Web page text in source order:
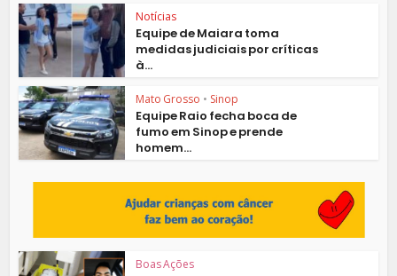
Notícias
Equipe de Maiara toma
medidas judiciais por críticas
à...
Mato Grosso • Sinop
Equipe Raio fecha boca de
fumo em Sinop e prende
homem...
Boas Ações